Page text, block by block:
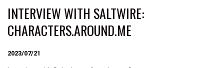
INTERVIEW WITH SALTWIRE:
CHARACTERS.AROUND.ME
2023/07/21